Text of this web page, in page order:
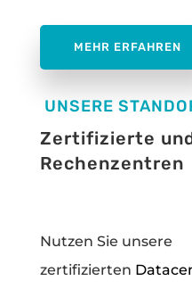
MEHR ERFAHREN
UNSERE
Zertifizierte
Rechenzentren
Nutzen Sie unsere
zertifizierten